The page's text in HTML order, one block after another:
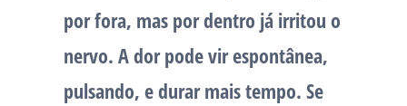
por fora, mas por dentro já irritou o
nervo. A dor pode vir espontânea,
pulsando, e durar mais tempo. Se